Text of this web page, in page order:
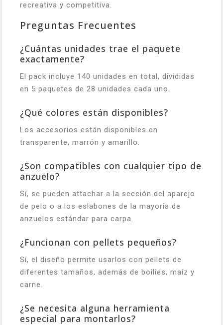
recreativa y competitiva.
Preguntas Frecuentes
¿Cuántas unidades trae el paquete
exactamente?
El pack incluye 140 unidades en total, divididas
en 5 paquetes de 28 unidades cada uno.
¿Qué colores están disponibles?
Los accesorios están disponibles en
transparente, marrón y amarillo.
¿Son compatibles con cualquier tipo de
anzuelo?
Sí, se pueden attachar a la sección del aparejo
de pelo o a los eslabones de la mayoría de
anzuelos estándar para carpa.
¿Funcionan con pellets pequeños?
Sí, el diseño permite usarlos con pellets de
diferentes tamaños, además de boilies, maíz y
carne.
¿Se necesita alguna herramienta
especial para montarlos?